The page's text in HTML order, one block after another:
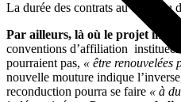
La durée des contrats au cœur du
Par ailleurs, là où le projet
conventions d’affiliation
pourraient pas, « être renouvelées
nouvelle mouture indique
reconduction pourra se faire « à